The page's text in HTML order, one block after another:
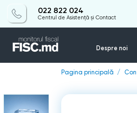
022 822 024
Centrul de Asistență și Contact
Despre noi
Pagina principală